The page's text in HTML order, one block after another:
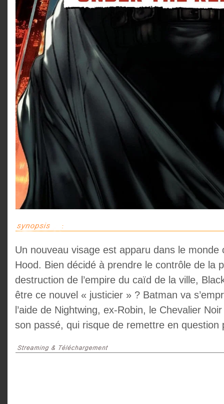
Un nouveau visage est apparu dans le
Hood. Bien décidé à prendre le contrôle de la
destruction de l’empire du caïd de la ville,
être ce nouvel « justicier » ? Batman va
l’aide de Nightwing, ex-Robin, le Chevalier
son passé, qui risque de remettre en